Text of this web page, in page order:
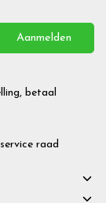
Aanmelden
betaal
raad